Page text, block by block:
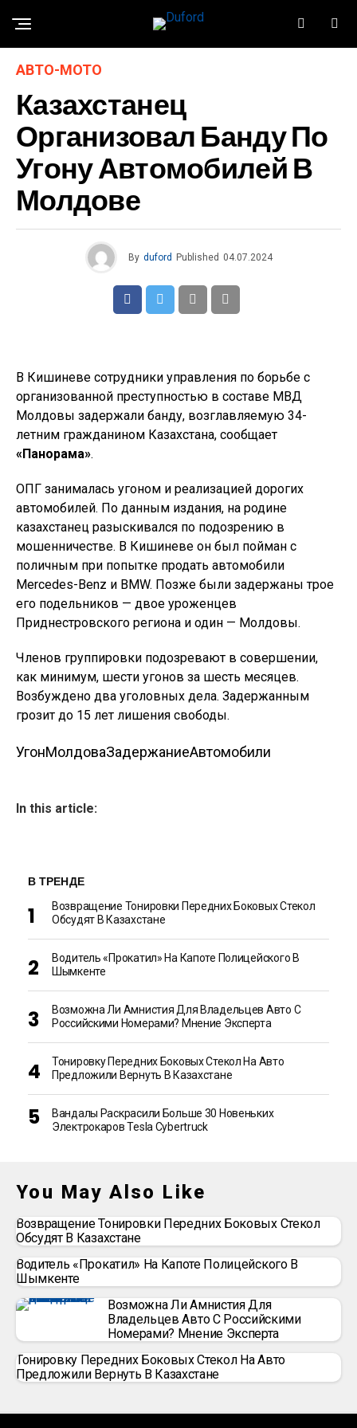
АВТО-МОТО
Казахстанец
Организовал Банду По
Угону Автомобилей В
Молдове
By duford Published 04.07.2024
В Кишиневе сотрудники управления по борьбе с
организованной преступностью в составе МВД
Молдовы задержали банду, возглавляемую 34-
летним гражданином Казахстана, сообщает
«Панорама».
ОПГ занималась угоном и реализацией дорогих
автомобилей. По данным издания, на родине
казахстанец разыскивался по подозрению в
мошенничестве. В Кишиневе он был пойман с
поличным при попытке продать автомобили
Mercedes-Benz и BMW. Позже были задержаны трое
его подельников — двое уроженцев
Приднестровского региона и один — Молдовы.
Членов группировки подозревают в совершении,
как минимум, шести угонов за шесть месяцев.
Возбуждено два уголовных дела. Задержанным
грозит до 15 лет лишения свободы.
УгонМолдоваЗадержаниеАвтомобили
In this article:
В ТРЕНДЕ
Возвращение Тонировки Передних Боковых Стекол
Обсудят В Казахстане
Водитель «прокатил» На Капоте Полицейского В
Шымкенте
Возможна Ли Амнистия Для Владельцев Авто С
Российскими Номерами? Мнение Эксперта
Тонировку Передних Боковых Стекол На Авто
Предложили Вернуть В Казахстане
Вандалы Раскрасили Больше 30 Новеньких
Электрокаров Tesla Cybertruck
You May Also Like
Возвращение Тонировки Передних Боковых Стекол
Обсудят В Казахстане
Водитель «прокатил» На Капоте Полицейского В
Шымкенте
Возможна Ли Амнистия Для
Владельцев Авто С Российскими
Номерами? Мнение Эксперта
Тонировку Передних Боковых Стекол На Авто
Предложили Вернуть В Казахстане